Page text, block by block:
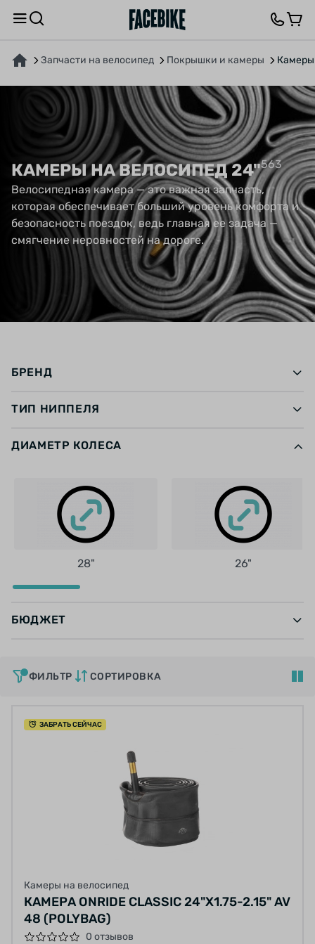
Запчасти на велосипед Покрышки и камеры Камеры
КАМЕРЫ НА ВЕЛОСИПЕД 24"563
Велосипедная камера— это важная запчасть,
которая обеспечивает больший уровень комфорта и
безопасность поездок, ведь главная ее задача —
смягчение неровностей на дороге.
БРЕНД
ТИП НИППЕЛЯ
ДИАМЕТР КОЛЕСА
28" 26"
БЮДЖЕТ
ФИЛЬТР СОРТИРОВКА
ЗАБРАТЬ СЕЙЧАС
Камеры на велосипед
КАМЕРА ONRIDE CLASSIC 24"X1.75-2.15" AV
48 (POLYBAG)
0 отзывов